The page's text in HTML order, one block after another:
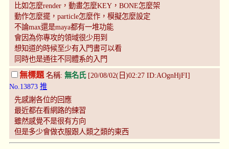
比如怎麼render，動畫怎麼KEY，BONE怎麼架
動作怎麼擺，particle怎麼作，模擬怎麼設定
不論max還是maya都有一堆功能
會因為你專攻的領域很少用到
想知道的時候至少有入門書可以看
同時也是通往不同體系的入門
無標題 名稱: 無名氏[20/08/02(日)02:27 ID:AOgnHjFI]
No.13873 推
先感謝各位的回應
最近都在看網路的練習
雖然感覺不是很有方向
但是多少會做衣服跟人類之類的東西